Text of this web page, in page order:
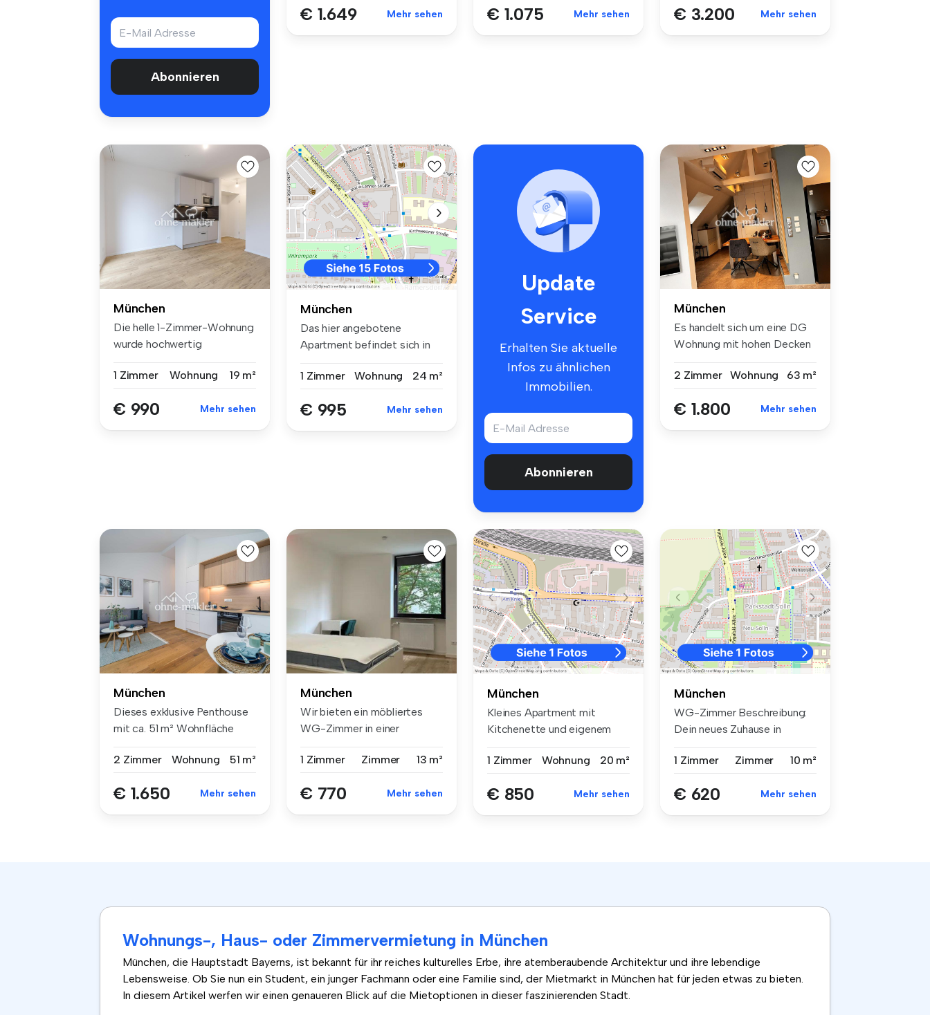
Abonnieren
€ 1.649 Mehr sehen € 1.075 Mehr sehen € 3.200 Mehr sehen
München
Die helle 1-Zimmer-Wohnung
wurde hochwertig
1 Zimmer
Wohnung 19 m²
€ 990 Mehr sehen
München
Das hier angebotene
Apartment befindet sich in
1 Zimmer
Wohnung 24 m²
€ 995 Mehr sehen
Update
Service
Erhalten Sie aktuelle
Infos zu ähnlichen
Immobilien.
Abonnieren
München
Es handelt sich um eine DG
Wohnung mit hohen Decken
2 Zimmer
Wohnung 63 m²
€ 1.800 Mehr sehen
München
Dieses exklusive Penthouse
mit ca. 51 m² Wohnfläche
2 Zimmer
Wohnung 51 m²
€ 1.650 Mehr sehen
München
Wir bieten ein möbliertes
WG-Zimmer in einer
1 Zimmer
Zimmer 13 m²
€ 770 Mehr sehen
München
Kleines Apartment mit
Kitchenette und eigenem
1 Zimmer
Wohnung 20 m²
€ 850 Mehr sehen
München
WG-Zimmer Beschreibung:
Dein neues Zuhause in
1 Zimmer
Zimmer 10 m²
€ 620 Mehr sehen
Wohnungs-, Haus- oder Zimmervermietung in München
München, die Hauptstadt Bayerns, ist bekannt für ihr reiches kulturelles Erbe, ihre atemberaubende Architektur und ihre lebendige
Lebensweise. Ob Sie nun ein Student, ein junger Fachmann oder eine Familie sind, der Mietmarkt in München hat für jeden etwas zu bieten.
In diesem Artikel werfen wir einen genaueren Blick auf die Mietoptionen in dieser faszinierenden Stadt.